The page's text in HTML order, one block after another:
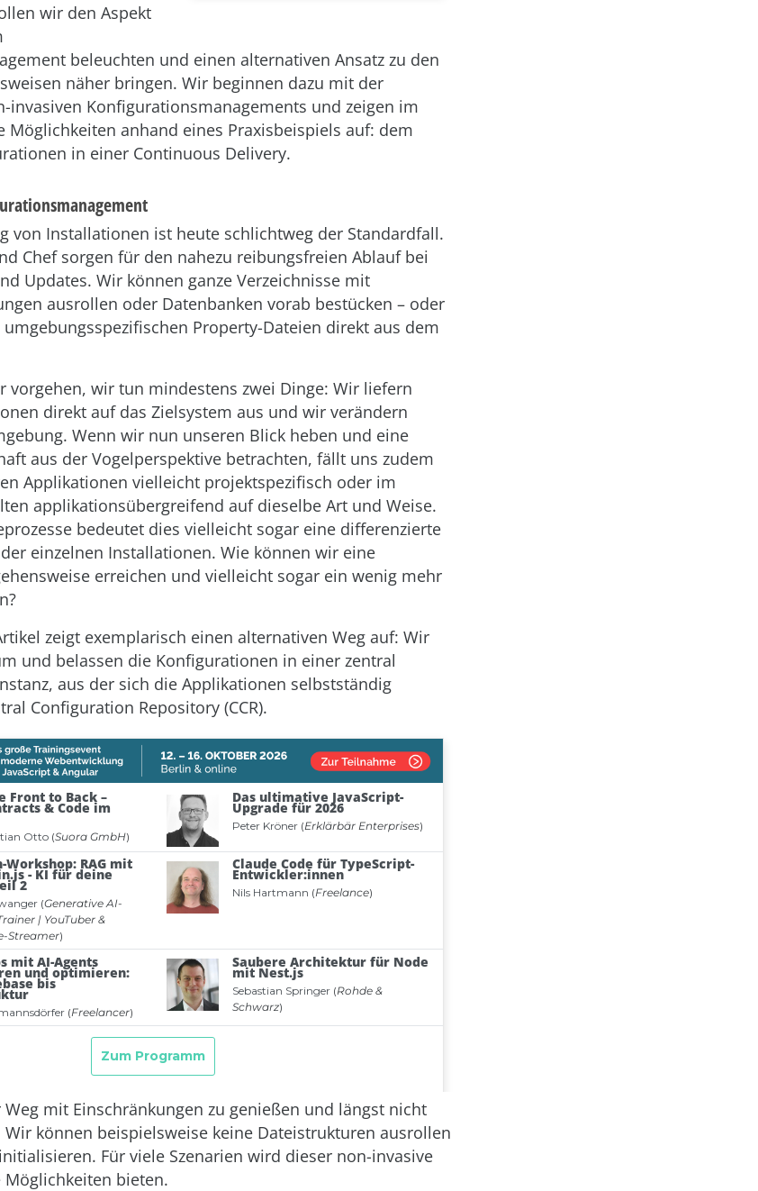
wir den Aspekt
beleuchten und einen alternativen Ansatz zu den
näher bringen. Wir beginnen dazu mit der
invasiven Konfigurationsmanagements und zeigen im
Möglichkeiten anhand eines Praxisbeispiels auf: dem
in einer Continuous Delivery.
von Installationen ist heute schlichtweg der Standardfall.
Chef sorgen für den nahezu reibungsfreien Ablauf bei
Updates. Wir können ganze Verzeichnisse mit
ausrollen oder Datenbanken vorab bestücken – oder
Property-Dateien direkt aus dem
vorgehen, wir tun mindestens zwei Dinge: Wir liefern
direkt auf das Zielsystem aus und wir verändern
Wenn wir nun unseren Blick heben und eine
aus der Vogelperspektive betrachten, fällt uns zudem
Applikationen vielleicht projektspezifisch oder im
applikationsübergreifend auf dieselbe Art und Weise.
bedeutet dies vielleicht sogar eine differenzierte
einzelnen Installationen. Wie können wir eine
erreichen und vielleicht sogar ein wenig mehr
zeigt exemplarisch einen alternativen Weg auf: Wir
und belassen die Konfigurationen in einer zentral
aus der sich die Applikationen selbstständig
Configuration Repository (CCR).
mit Einschränkungen zu genießen und längst nicht
können beispielsweise keine Dateistrukturen ausrollen
Für viele Szenarien wird dieser non-invasive
Möglichkeiten bieten.